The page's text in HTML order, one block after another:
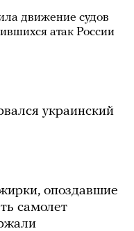
движение судов
атак России
украинский
опоздавшие
самолет